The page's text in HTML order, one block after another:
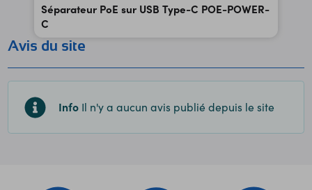
Séparateur PoE sur USB Type-C POE-POWER-
C
Avis du site
Info Il n'y a aucun avis publié depuis le site